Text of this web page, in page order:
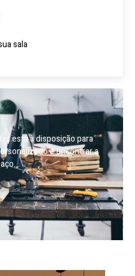
sala
está à disposição para
e encontrar a